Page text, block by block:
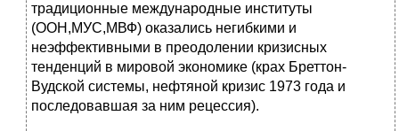
традиционные международные институты
(ООН,МУС,МВФ) оказались негибкими и
неэффективными в преодолении кризисных
тенденций в мировой экономике (крах Бреттон-
Вудской системы, нефтяной кризис 1973 года и
последовавшая за ним рецессия).